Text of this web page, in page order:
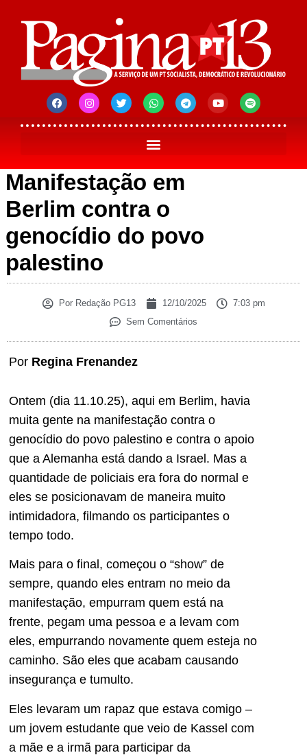
Manifestação em
Berlim contra o
genocídio do povo
palestino
PorRedação PG13 12/10/2025
7:03 pm
Sem Comentários
Por Regina Frenandez
Ontem (dia 11.10.25), aqui em Berlim, havia
muita gente na manifestação contra o
genocídio do povo palestino e contra o apoio
que a Alemanha está dando a Israel. Mas a
quantidade de policiais era fora do normal e
eles se posicionavam de maneira muito
intimidadora, filmando os participantes o
tempo todo.
Mais para o final, começou o “show” de
sempre, quando eles entram no meio da
manifestação, empurram quem está na
frente, pegam uma pessoa e a levam com
eles, empurrando novamente quem esteja no
caminho. São eles que acabam causando
insegurança e tumulto.
Eles levaram um rapaz que estava comigo –
um jovem estudante que veio de Kassel com
a mãe e a irmã para participar da